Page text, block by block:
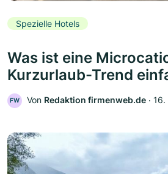
Spezielle Hotels
Was ist eine
Kurzurlaub-Trend
FW Von Redaktion firmenweb.de ‧